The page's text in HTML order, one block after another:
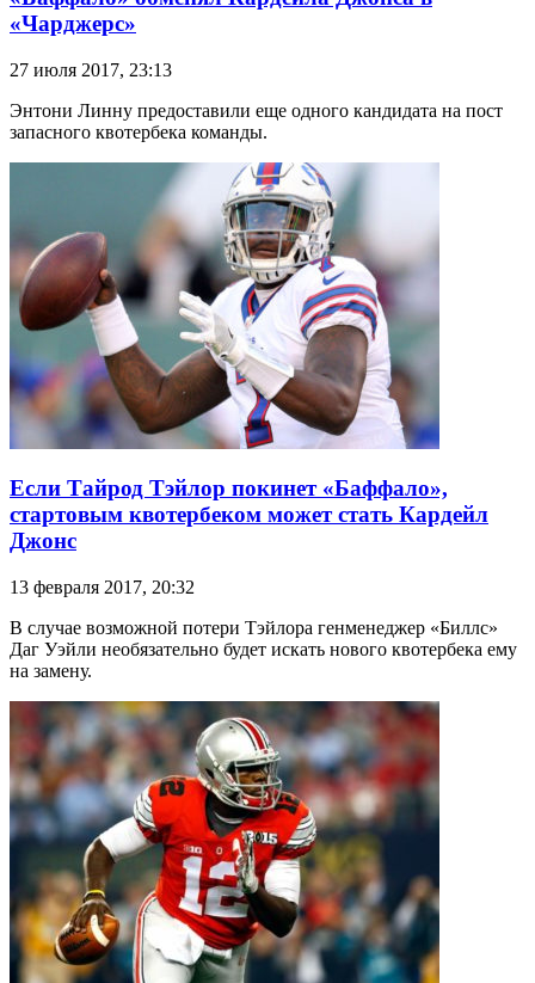
«Чарджерс»
27 июля 2017, 23:13
Энтони Линну предоставили еще одного кандидата на пост
запасного квотербека команды.
Если Тайрод Тэйлор покинет «Баффало»,
стартовым квотербеком может стать Кардейл
Джонс
13 февраля 2017, 20:32
В случае возможной потери Тэйлора генменеджер «Биллс»
Даг Уэйли необязательно будет искать нового квотербека ему
на замену.